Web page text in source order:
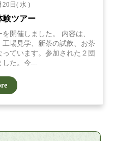
20日( 水 )
験ツアー
開催しました。 内容は、
場見学、新茶の試飲、お茶
ています。参加された２団
た。今...